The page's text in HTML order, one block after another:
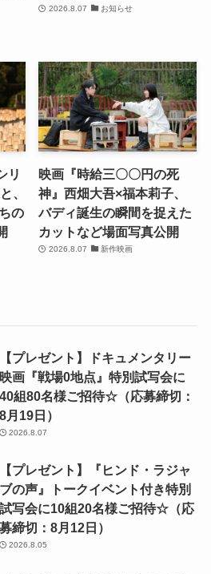
2026.8.07 お知らせ
リ
、
の
映画『時給三〇〇円の死
神』西畑大吾×福本莉子、
バディ誕生の瞬間を捉えた
カットなど場面写真公開
2026.8.07 新作映画
【プレゼント】ドキュメンタリー
映画『戦場0地点』特別試写会に
40組80名様ご招待☆（応募締切：
8月19日）
2026.8.07
【プレゼント】『ヒンド・ラジャ
ブの声』トークイベント付き特別
試写会に10組20名様ご招待☆（応
募締切：8月12日）
2026.8.05